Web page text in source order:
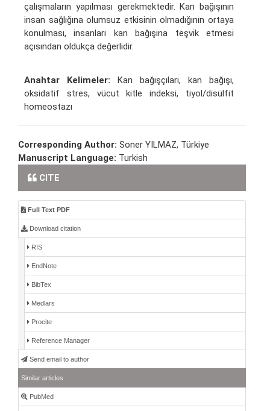
çalışmaların yapılması gerekmektedir. Kan bağışının
insan sağlığına olumsuz etkisinin olmadığının ortaya
konulması, insanları kan bağışına teşvik etmesi
açısından oldukça değerlidir.
Anahtar Kelimeler: Kan bağışçıları, kan bağışı,
oksidatif stres, vücut kitle indeksi, tiyol/disülfit
homeostazı
Corresponding Author: Soner YILMAZ, Türkiye
Manuscript Language: Turkish
CITE
Full Text PDF
Download citation
RIS
EndNote
BibTex
Medlars
Procite
Reference Manager
Send email to author
Similar articles
PubMed